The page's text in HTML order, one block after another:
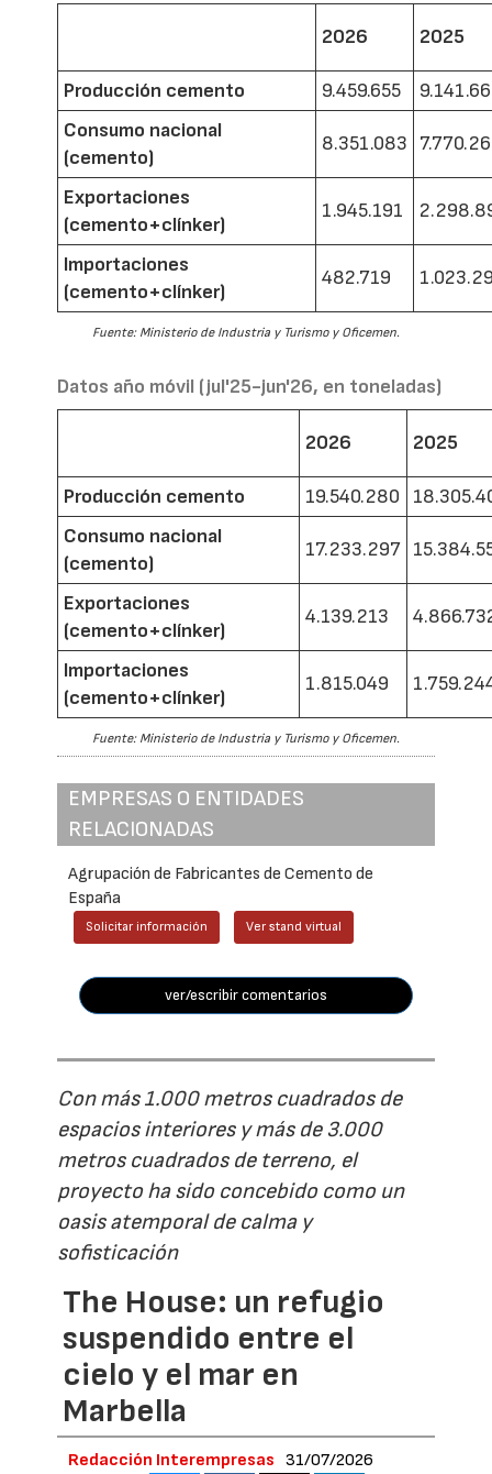
2026 2025
Producción cemento 9.459.655
Consumo nacional
(cemento)
8.351.083
Exportaciones
(cemento+clínker)
1.945.191
Importaciones
(cemento+clínker)
482.719
Fuente: Ministerio de Industria y Turismo y Oficemen.
Datos año móvil (jul'25-jun'26, en toneladas)
2026 2025
Producción cemento 19.540.280
Consumo nacional
(cemento)
17.233.297
Exportaciones
(cemento+clínker)
4.139.213
Importaciones
(cemento+clínker)
1.815.049
Fuente: Ministerio de Industria y Turismo y Oficemen.
EMPRESAS O ENTIDADES
RELACIONADAS
Agrupación de Fabricantes de Cemento de
España
Solicitar información Ver stand virtual
ver/escribir comentarios
Con más 1.000 metros cuadrados de
espacios interiores y más de 3.000
metros cuadrados de terreno, el
proyecto ha sido concebido como un
oasis atemporal de calma y
sofisticación
The House: un refugio
suspendido entre el
cielo y el mar en
Marbella
Redacción Interempresas 31/07/2026